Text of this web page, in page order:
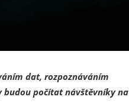
dat, rozpoznáváním
budou počítat návštěvníky na